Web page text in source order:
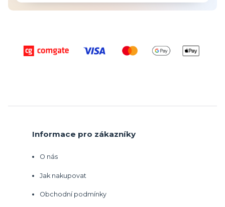
Informace pro zákazníky
O nás
Jak nakupovat
Obchodní podmínky